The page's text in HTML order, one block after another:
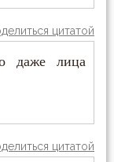
цитатой
даже лица
цитатой